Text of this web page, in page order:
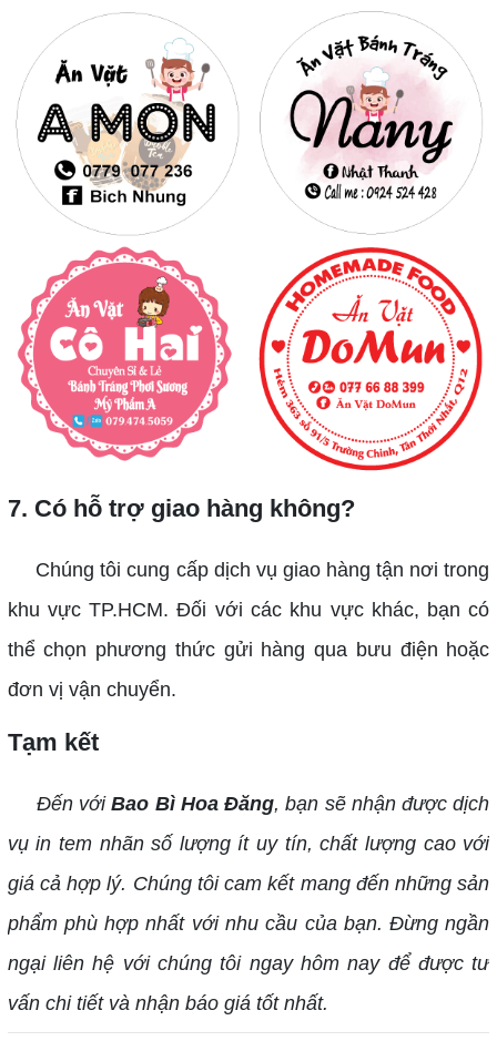
7. Có hỗ trợ giao hàng không?
Chúng tôi cung cấp dịch vụ giao hàng tận nơi trong
khu vực TP.HCM. Đối với các khu vực khác, bạn có
thể chọn phương thức gửi hàng qua bưu điện hoặc
đơn vị vận chuyển.
Tạm kết
Đến vớiBao Bì Hoa Đăng, bạn sẽ nhận được dịch
vụ in tem nhãn số lượng ít uy tín, chất lượng cao với
giá cả hợp lý. Chúng tôi cam kết mang đến những sản
phẩm phù hợp nhất với nhu cầu của bạn. Đừng ngần
ngại liên hệ với chúng tôi ngay hôm nay để được tư
vấn chi tiết và nhận báo giá tốt nhất.